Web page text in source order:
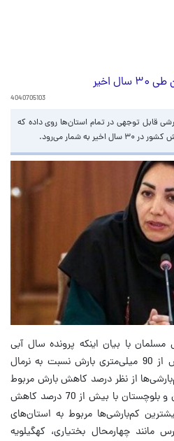
اخیر
4040705103
قابل توجهی در تمام استان‌ها روی داده که
با بیان اینکه پرونده سال آبی
1404-1403 کشور با کاهش بیش از 90 میلی‌متری بارش نسبت به نرمال
از نظر درصد کاهش بارش مربوط
به استان‌های هرمزگان و سیستان و بلوچستان با بیش از 70 درصد کاهش
کم‌بارشی‌ها مربوط به استان‌های
مانند چهارمحال بختیاری، کهگیلویه